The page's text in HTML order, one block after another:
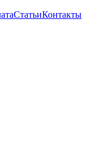
СтатьиКонтакты